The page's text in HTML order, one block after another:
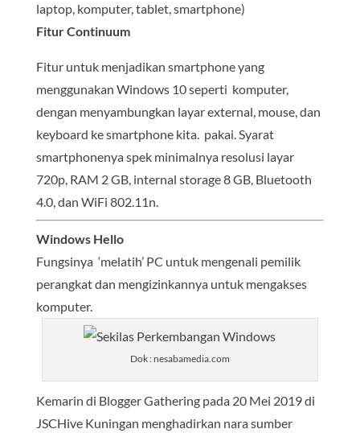
laptop, komputer, tablet, smartphone)
Fitur Continuum
Fitur untuk menjadikan smartphone yang
menggunakan Windows 10 seperti komputer,
dengan menyambungkan layar external, mouse, dan
keyboard ke smartphone kita. pakai. Syarat
smartphonenya spek minimalnya resolusi layar
720p, RAM 2 GB, internal storage 8 GB, Bluetooth
4.0, dan WiFi 802.11n.
Windows Hello
Fungsinya ‘melatih’ PC untuk mengenali pemilik
perangkat dan mengizinkannya untuk mengakses
komputer.
Dok : nesabamedia.com
Kemarin di Blogger Gathering pada 20 Mei 2019 di
JSCHive Kuningan menghadirkan nara sumber